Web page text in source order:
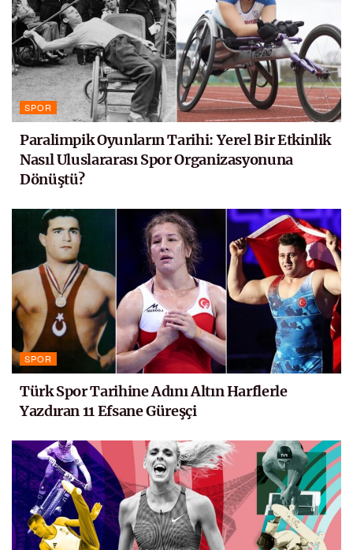
SPOR
Paralimpik Oyunların Tarihi: Yerel Bir Etkinlik
Nasıl Uluslararası Spor Organizasyonuna
Dönüştü?
SPOR
Türk Spor Tarihine Adını Altın Harflerle
Yazdıran 11 Efsane Güreşçi